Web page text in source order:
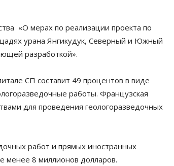
«О мерах по реализации проекта по
урана Янгикудук, Северный и Южный
разработкой».
СП составит 49 процентов в виде
работы. Французская
для проведения геологоразведочных
работ и прямых иностранных
менее 8 миллионов долларов.